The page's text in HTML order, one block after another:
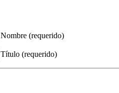
Nombre (requerido)
Título (requerido)